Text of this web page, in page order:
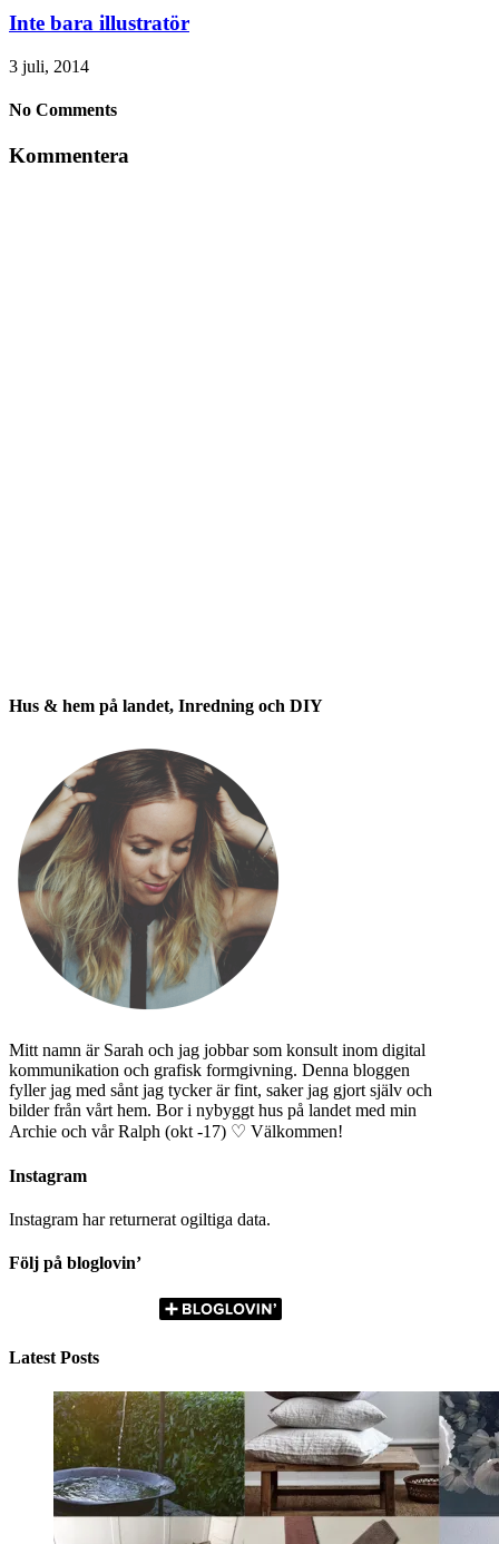
Inte bara illustratör
3 juli, 2014
No Comments
Kommentera
Hus & hem på landet, Inredning och DIY
Mitt namn är Sarah och jag jobbar som konsult inom digital
kommunikation och grafisk formgivning. Denna bloggen
fyller jag med sånt jag tycker är fint, saker jag gjort själv och
bilder från vårt hem. Bor i nybyggt hus på landet med min
Archie och vår Ralph (okt -17) ♡ Välkommen!
Instagram
Instagram har returnerat ogiltiga data.
Följ på bloglovin’
Latest Posts